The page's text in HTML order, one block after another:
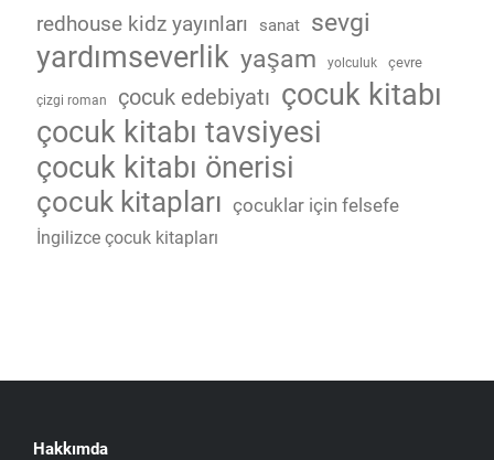
redhouse kidz yayınları sanat sevgi
yardımseverlik yaşam yolculuk çevre
çizgi roman çocuk edebiyatı çocuk kitabı
çocuk kitabı tavsiyesi
çocuk kitabı önerisi
çocuk kitapları çocuklar için felsefe
İngilizce çocuk kitapları
Hakkımda